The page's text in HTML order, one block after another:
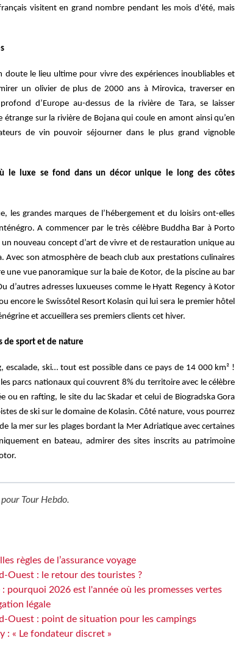
visitent en grand nombre pendant les mois d'été, mais
doute le lieu ultime pour vivre des expériences inoubliables et
un olivier de plus de 2000 ans à Mirovica, traverser en
d’Europe au-dessus de la rivière de Tara, se laisser
sur la rivière de Bojana qui coule en amont ainsi qu’en
de vin pouvoir séjourner dans le plus grand vignoble
le luxe se fond dans un décor unique le long des côtes
les grandes marques de l’hébergement et du loisirs ont-elles
A commencer par le très célèbre Buddha Bar à Porto
nouveau concept d’art de vivre et de restauration unique au
Avec son atmosphère de beach club aux prestations culinaires
une vue panoramique sur la baie de Kotor, de la piscine au bar
d’autres adresses luxueuses comme le Hyatt Regency à Kotor
encore le Swissôtel Resort Kolasin qui lui sera le premier hôtel
et accueillera ses premiers clients cet hiver.
de sport et de nature
escalade, ski… tout est possible dans ce pays de 14 000 km² !
parcs nationaux qui couvrent 8% du territoire avec le célèbre
ou en rafting, le site du lac Skadar et celui de Biogradska Gora
de ski sur le domaine de Kolasin. Côté nature, vous pourrez
la mer sur les plages bordant la Mer Adriatique avec certaines
en bateau, admirer des sites inscrits au patrimoine
Tour Hebdo.
règles de l’assurance voyage
Ouest : le retour des touristes ?
pourquoi 2026 est l'année où les promesses vertes
légale
Ouest : point de situation pour les campings
: « Le fondateur discret »